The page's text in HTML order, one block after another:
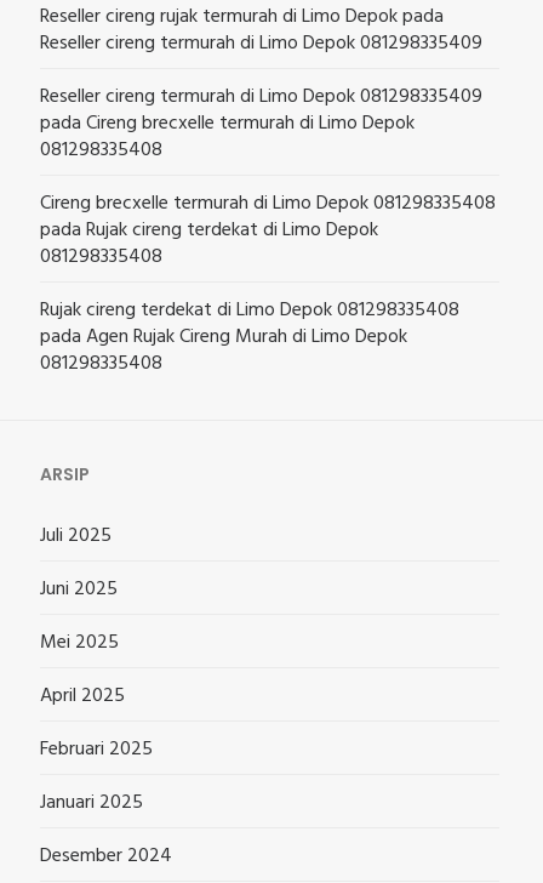
Reseller cireng rujak termurah di Limo Depokpada
Reseller cireng termurah di Limo Depok 081298335409
Reseller cireng termurah di Limo Depok 081298335409
padaCireng brecxelle termurah di Limo Depok
081298335408
Cireng brecxelle termurah di Limo Depok 081298335408
padaRujak cireng terdekat di Limo Depok
081298335408
Rujak cireng terdekat di Limo Depok 081298335408
padaAgen Rujak Cireng Murah di Limo Depok
081298335408
ARSIP
Juli 2025
Juni 2025
Mei 2025
April 2025
Februari 2025
Januari 2025
Desember 2024